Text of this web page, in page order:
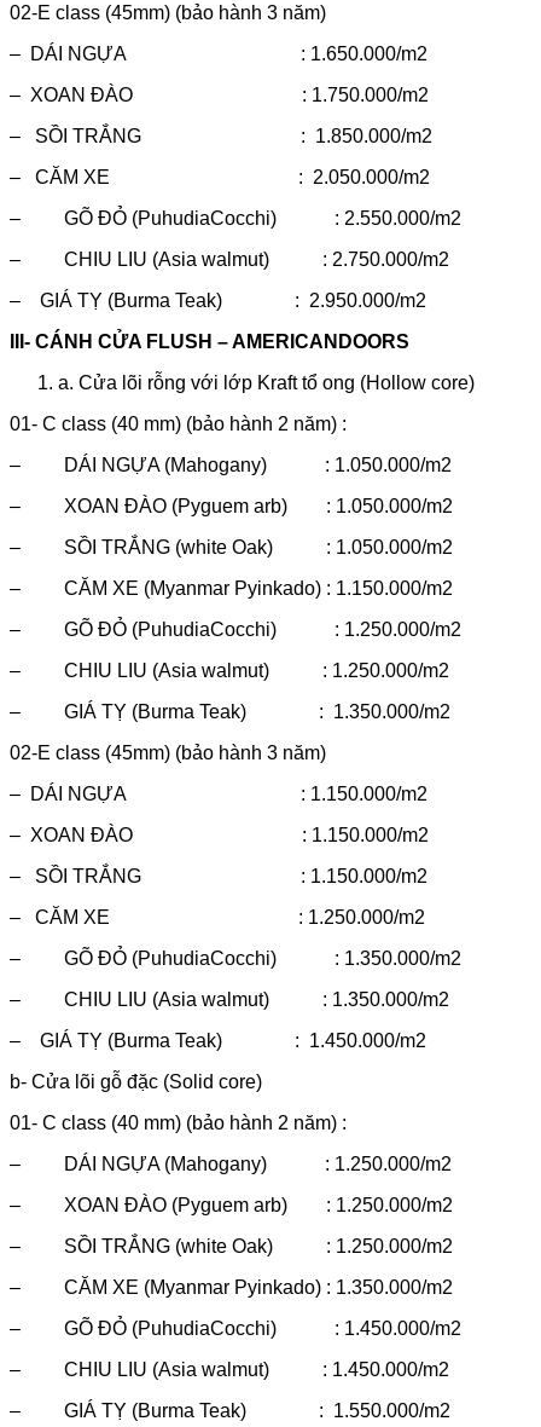
02-E class (45mm) (bảo hành 3 năm)
– DÁI NGỰA : 1.650.000/m2
– XOAN ĐÀO : 1.750.000/m2
– SỒI TRẮNG : 1.850.000/m2
– CĂM XE : 2.050.000/m2
– GÕ ĐỎ (PuhudiaCocchi) : 2.550.000/m2
– CHIU LIU (Asia walmut) : 2.750.000/m2
– GIÁ TỴ (Burma Teak) : 2.950.000/m2
III- CÁNH CỬA FLUSH – AMERICANDOORS
a. Cửa lõi rỗng với lớp Kraft tổ ong (Hollow core)
01- C class (40 mm) (bảo hành 2 năm) :
– DÁI NGỰA (Mahogany) : 1.050.000/m2
– XOAN ĐÀO (Pyguem arb) : 1.050.000/m2
– SỒI TRẮNG (white Oak) : 1.050.000/m2
– CĂM XE (Myanmar Pyinkado) : 1.150.000/m2
– GÕ ĐỎ (PuhudiaCocchi) : 1.250.000/m2
– CHIU LIU (Asia walmut) : 1.250.000/m2
– GIÁ TỴ (Burma Teak) : 1.350.000/m2
02-E class (45mm) (bảo hành 3 năm)
– DÁI NGỰA : 1.150.000/m2
– XOAN ĐÀO : 1.150.000/m2
– SỒI TRẮNG : 1.150.000/m2
– CĂM XE : 1.250.000/m2
– GÕ ĐỎ (PuhudiaCocchi) : 1.350.000/m2
– CHIU LIU (Asia walmut) : 1.350.000/m2
– GIÁ TỴ (Burma Teak) : 1.450.000/m2
b- Cửa lõi gỗ đặc (Solid core)
01- C class (40 mm) (bảo hành 2 năm) :
– DÁI NGỰA (Mahogany) : 1.250.000/m2
– XOAN ĐÀO (Pyguem arb) : 1.250.000/m2
– SỒI TRẮNG (white Oak) : 1.250.000/m2
– CĂM XE (Myanmar Pyinkado) : 1.350.000/m2
– GÕ ĐỎ (PuhudiaCocchi) : 1.450.000/m2
– CHIU LIU (Asia walmut) : 1.450.000/m2
– GIÁ TỴ (Burma Teak) : 1.550.000/m2